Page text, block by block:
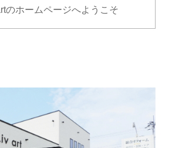
のホームページへようこそ